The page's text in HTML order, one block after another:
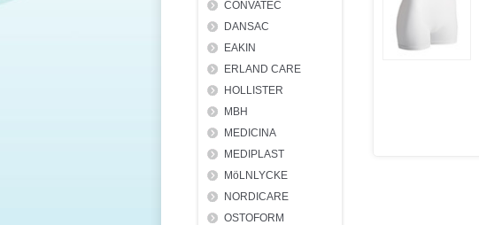
CONVATEC
DANSAC
EAKIN
ERLAND CARE
HOLLISTER
MBH
MEDICINA
MEDIPLAST
MöLNLYCKE
NORDICARE
OSTOFORM